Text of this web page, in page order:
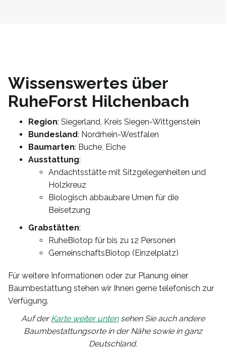
Wissenswertes über
RuheForst Hilchenbach
Region: Siegerland, Kreis Siegen-Wittgenstein
Bundesland: Nordrhein-Westfalen
Baumarten: Buche, Eiche
Ausstattung:
Andachtsstätte mit Sitzgelegenheiten und
Holzkreuz
Biologisch abbaubare Urnen für die
Beisetzung
Grabstätten:
RuheBiotop für bis zu 12 Personen
GemeinschaftsBiotop (Einzelplatz)
Für weitere Informationen oder zur Planung einer
Baumbestattung stehen wir Ihnen gerne telefonisch zur
Verfügung.
Auf derKarte weiter untensehen Sie auch andere
Baumbestattungsorte in der Nähe sowie in ganz
Deutschland.